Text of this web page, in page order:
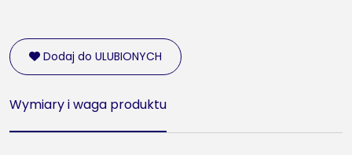
Dodaj do ULUBIONYCH
Wymiary i waga produktu